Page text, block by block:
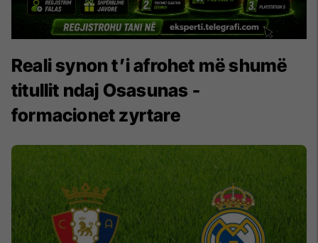
Reali synon t’i afrohet më shumë
titullit ndaj Osasunas -
formacionet zyrtare